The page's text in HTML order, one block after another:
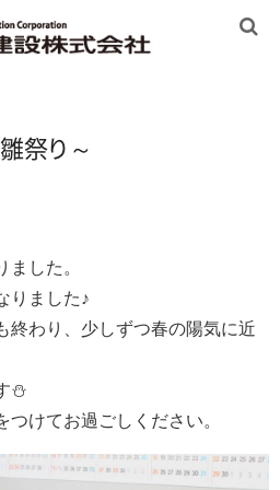
祭り ～
した。
りました♪
終わり、少しずつ春の陽気に近
⛄
けてお過ごしください。